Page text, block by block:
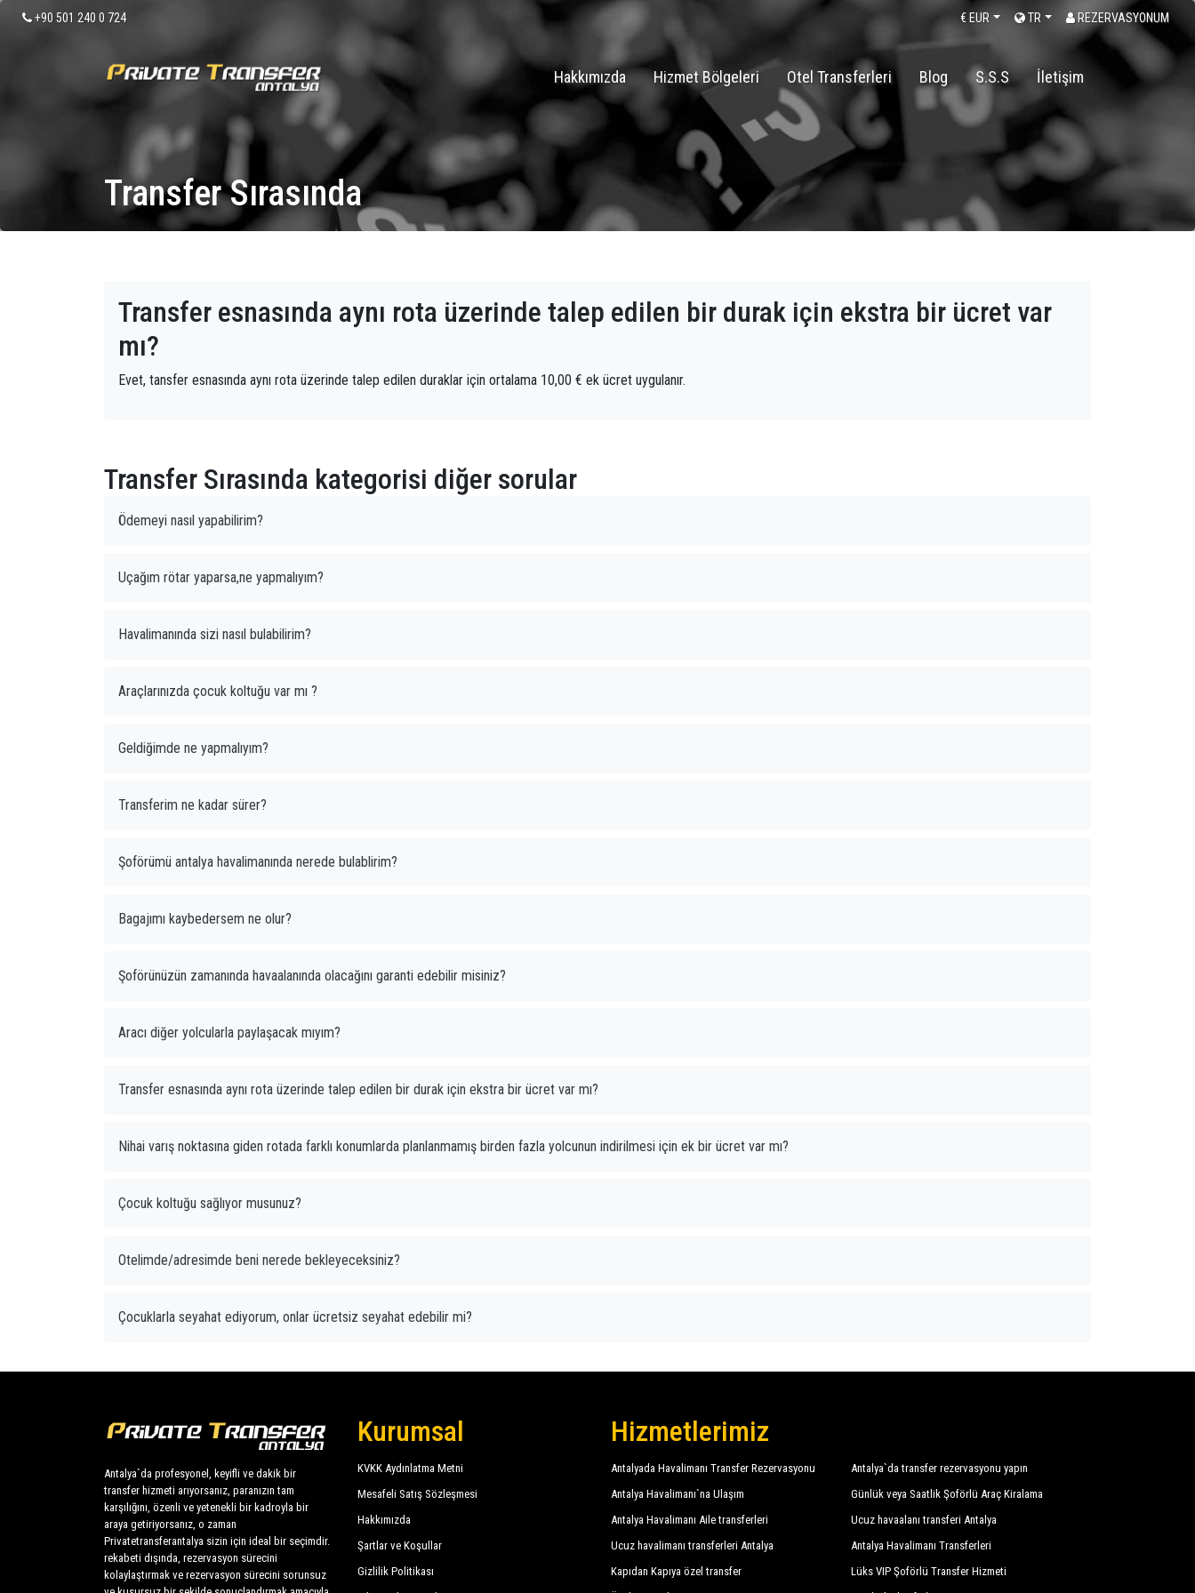
+90 501 240 0 724 REZERVASYONUM
TR
€ EUR
Hakkımızda Hizmet Bölgeleri Otel Transferleri Blog S.S.S İletişim
Transfer Sırasında
Transfer esnasında aynı rota üzerinde talep edilen bir durak için ekstra bir ücret var
mı?
Evet, tansfer esnasında aynı rota üzerinde talep edilen duraklar için ortalama 10,00 € ek ücret uygulanır.
Transfer Sırasında kategorisi diğer sorular
Ödemeyi nasıl yapabilirim?
Uçağım rötar yaparsa,ne yapmalıyım?
Havalimanında sizi nasıl bulabilirim?
Araçlarınızda çocuk koltuğu var mı ?
Geldiğimde ne yapmalıyım?
Transferim ne kadar sürer?
Şoförümü antalya havalimanında nerede bulablirim?
Bagajımı kaybedersem ne olur?
Şoförünüzün zamanında havaalanında olacağını garanti edebilir misiniz?
Aracı diğer yolcularla paylaşacak mıyım?
Transfer esnasında aynı rota üzerinde talep edilen bir durak için ekstra bir ücret var mı?
Nihai varış noktasına giden rotada farklı konumlarda planlanmamış birden fazla yolcunun indirilmesi için ek bir ücret var mı?
Çocuk koltuğu sağlıyor musunuz?
Otelimde/adresimde beni nerede bekleyeceksiniz?
Çocuklarla seyahat ediyorum, onlar ücretsiz seyahat edebilir mi?
Antalya`da profesyonel, keyifli ve dakik bir
transfer hizmeti arıyorsanız, paranızın tam
karşılığını, özenli ve yetenekli bir kadroyla bir
araya getiriyorsanız, o zaman
Privatetransferantalya sizin için ideal bir seçimdir.
rekabeti dışında, rezervasyon sürecini
kolaylaştırmak ve rezervasyon sürecini sorunsuz
Kurumsal
KVKK Aydınlatma Metni
Mesafeli Satış Sözleşmesi
Hakkımızda
Şartlar ve Koşullar
Gizlilik Politikası
Hizmetlerimiz
Antalyada Havalimanı Transfer Rezervasyonu
Antalya`da transfer rezervasyonu yapın
Antalya Havalimanı`na Ulaşım
Günlük veya Saatlik Şoförlü Araç Kiralama
Antalya Havalimanı Aile transferleri
Ucuz havaalanı transferi Antalya
Ucuz havalimanı transferleri Antalya
Antalya Havalimanı Transferleri
Kapıdan Kapıya özel transfer
Lüks VIP Şoförlü Transfer Hizmeti